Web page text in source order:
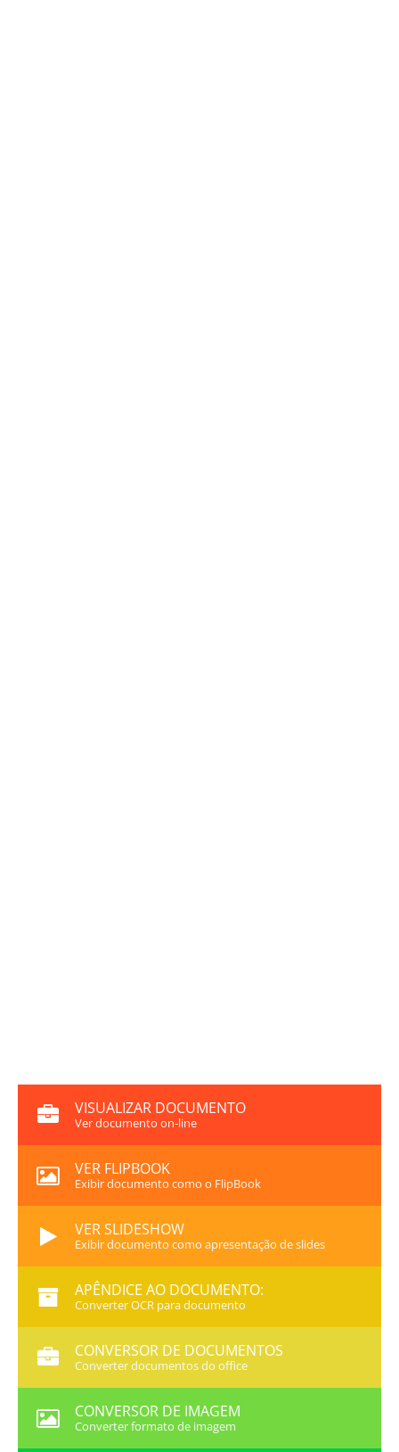
VISUALIZAR DOCUMENTO
Ver documento on-line
VER FLIPBOOK
Exibir documento como o FlipBook
VER SLIDESHOW
Exibir documento como apresentação de slides
APÊNDICE AO DOCUMENTO:
Converter OCR para documento
CONVERSOR DE DOCUMENTOS
Converter documentos do office
CONVERSOR DE IMAGEM
Converter formato de imagem